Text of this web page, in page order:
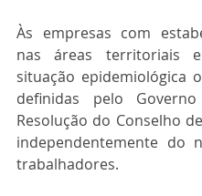
Às empresas com
nas áreas territoriais
situação epidemiológica
definidas pelo
Resolução do Conselho
independentemente do
trabalhadores.